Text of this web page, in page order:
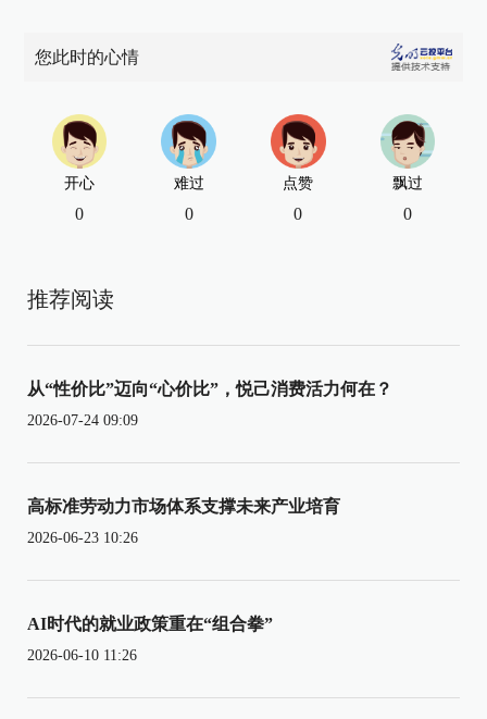
您此时的心情
开心
0
难过
0
点赞
0
飘过
0
推荐阅读
从“性价比”迈向“心价比”，悦己消费活力何在？
2026-07-24 09:09
高标准劳动力市场体系支撑未来产业培育
2026-06-23 10:26
AI时代的就业政策重在“组合拳”
2026-06-10 11:26